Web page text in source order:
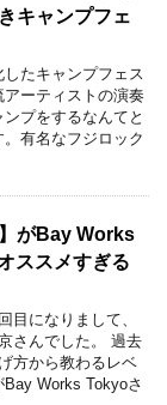
キャンプフェ
たキャンプフェス
ーティストの演奏
プをするなんてと
有名なフジロック
がBay Works
ススメすぎる
目になりまして、
さんでした。 過去
方から教わるレベ
Works Tokyoさ